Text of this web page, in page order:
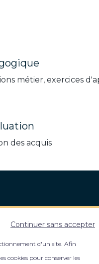
métier, exercices
des acquis
Votre
Qui
L’équipe
Le groupe
Continuer sans accepter
d'un site. Afin
cookies pour conserver les